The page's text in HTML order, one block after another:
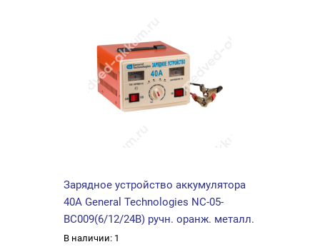
Зарядное устройство аккумулятора
40А General Technologies NC-05-
BC009(6/12/24В) ручн. оранж. металл.
В наличии: 1